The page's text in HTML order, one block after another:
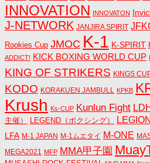
INNOVATION INNOVATON
J-NETWORK JANJIRA SPIRIT
Rookies Cup JMOC K-1 K-SPIRIT
ADDICT! KICK BOXING WORLD CUP
KING OF STRIKERS KINGS
KODO KORAKUEN JAMBULL KPKB
Krush Ks-CUP Kunlun Fight LDH
主催）
LEGEND（ボクシング） LEGION
LFA M-1 JAPAN M-1ムエタイ M-ONE
MEGA2021 MFP MMA甲子園